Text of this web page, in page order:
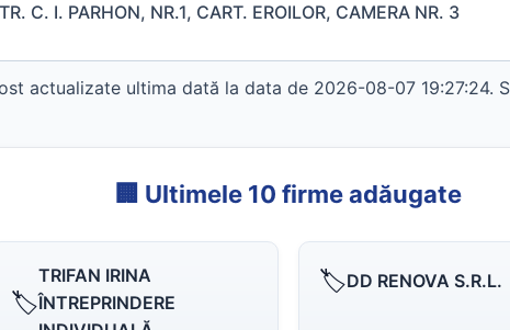
C. I. PARHON, NR.1, CART. EROILOR, CAMERA NR. 3
actualizate ultima dată la data de 2026-08-07 19:27:24.
🏢 Ultimele 10 firme adăugate
🏷️
TRIFAN IRINA
ÎNTREPRINDERE
🏷️DD RENOVA S.R.L.